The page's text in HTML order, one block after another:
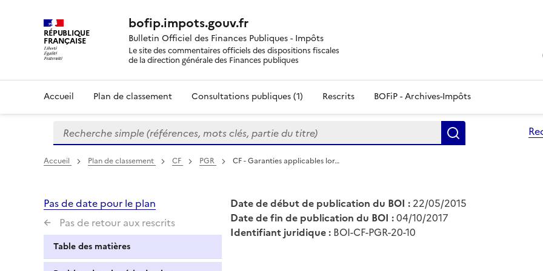
RÉPUBLIQUE
FRANÇAISE
bofip.impots.gouv.fr
Bulletin Officiel des Finances Publiques - Impôts
Le site des commentaires officiels des dispositions fiscales
de la direction générale des Finances publiques
Accueil Plan de classement Consultations publiques (1) Rescrits BOFiP - Archives-Impôts
Formulaire
de
recherche
Recherche simple (références, mots clés, partie du titre)
Accueil Plan de classement CF PGR CF - Garanties applicables lor…
Pas de date pour le plan
Pas de retour aux rescrits
Table des matières
Date de début de publication du BOI : 22/05/2015
Date de fin de publication du BOI :04/10/2017
Identifiant juridique : BOI-CF-PGR-20-10